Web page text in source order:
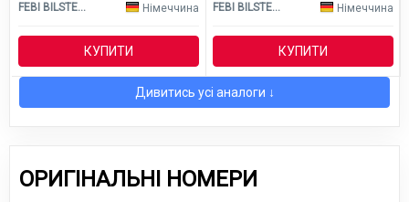
FEBI BILSTEIN
Німеччина
КУПИТИ
FEBI BILSTEIN
Німеччина
КУПИТИ
Дивитись усі аналоги ↓
ОРИГІНАЛЬНІ НОМЕРИ